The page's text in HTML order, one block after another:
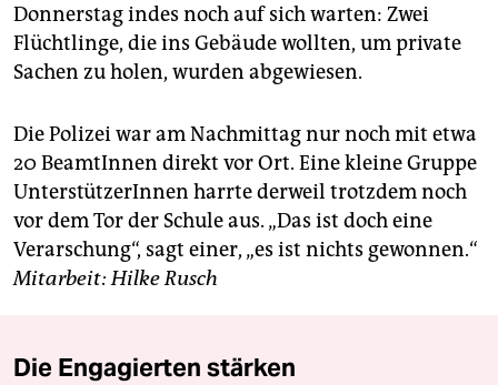
Donnerstag indes noch auf sich warten: Zwei
Flüchtlinge, die ins Gebäude wollten, um private
Sachen zu holen, wurden abgewiesen.
Die Polizei war am Nachmittag nur noch mit etwa
20 BeamtInnen direkt vor Ort. Eine kleine Gruppe
UnterstützerInnen harrte derweil trotzdem noch
vor dem Tor der Schule aus. „Das ist doch eine
Verarschung“, sagt einer, „es ist nichts gewonnen.“
Mitarbeit: Hilke Rusch
Die Engagierten stärken